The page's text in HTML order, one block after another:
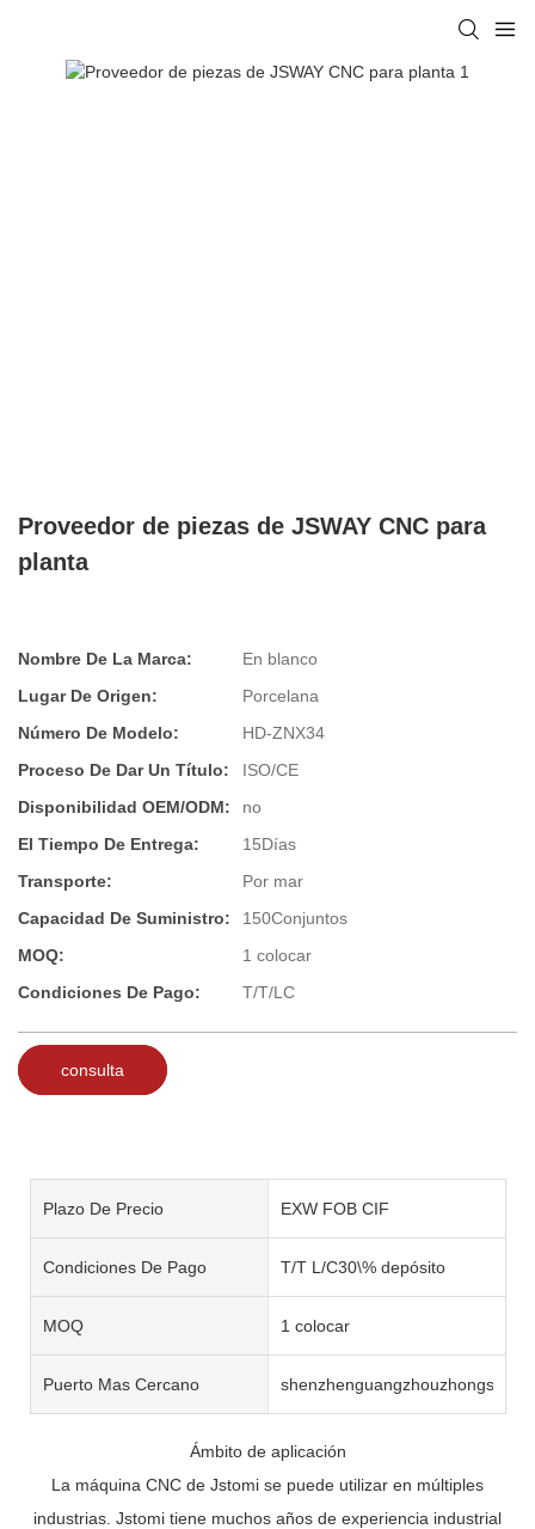
Proveedor de piezas de JSWAY CNC para
planta
Nombre De La Marca:
En blanco
Lugar De Origen:
Porcelana
Número De Modelo:
HD-ZNX34
Proceso De Dar Un Título:
ISO/CE
Disponibilidad OEM/ODM:
no
El Tiempo De Entrega:
15Días
Transporte:
Por mar
Capacidad De Suministro:
150Conjuntos
MOQ:
1 colocar
Condiciones De Pago:
T/T/LC
consulta
Plazo De Precio EXW FOB CIF
Condiciones De Pago T/T L/C30\% depósito
MOQ 1 colocar
Puerto Mas Cercano shenzhenguangzhouzhongshan
Ámbito de aplicación
La máquina CNC de Jstomi se puede utilizar en múltiples
industrias. Jstomi tiene muchos años de experiencia industrial